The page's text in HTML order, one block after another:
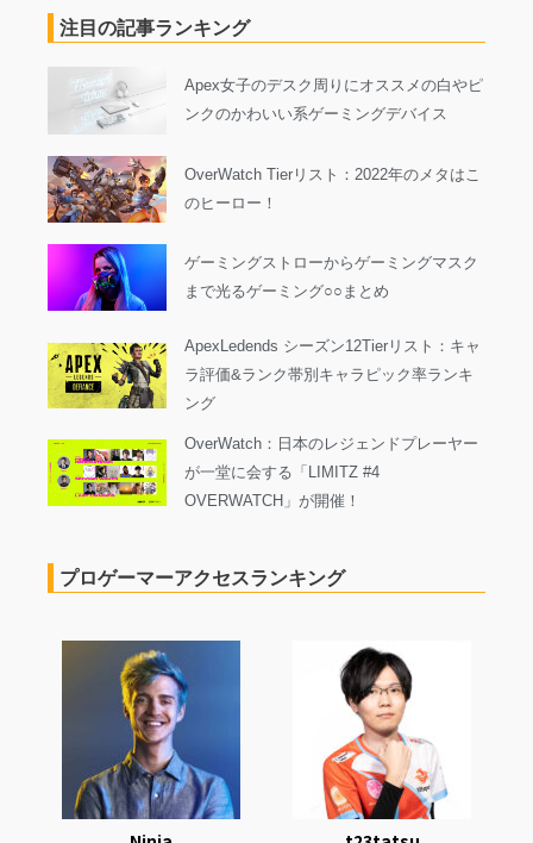
注目の記事ランキング
Apex女子のデスク周りにオススメの白やピ
ンクのかわいい系ゲーミングデバイス
OverWatch Tierリスト：2022年のメタはこ
のヒーロー！
ゲーミングストローからゲーミングマスク
まで光るゲーミング○○まとめ
ApexLedends シーズン12Tierリスト：キャ
ラ評価&ランク帯別キャラピック率ランキ
ング
OverWatch：日本のレジェンドプレーヤー
が一堂に会する「LIMITZ #4
OVERWATCH」が開催！
プロゲーマーアクセスランキング